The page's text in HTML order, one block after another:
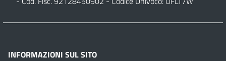
INFORMAZIONI SUL SITO